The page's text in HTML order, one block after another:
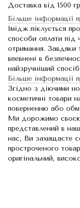
Доставка від 1500
Більше інформації
Імідж піклується
способи оплати під
отримання. Завдяки
впевнені в
найзручніший
Більше інформації
Згідно з діючими
косметичні товари
поверненню або
Ми дорожимо своєю
представлений в
нас, Ви захищаєте
простроченого
оригінальний,